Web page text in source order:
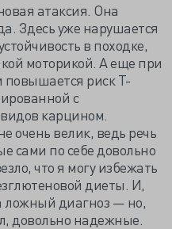
атаксия. Она
Здесь уже нарушается
в походке,
моторикой. А еще при
риск Т-
с
карцином.
очень велик, ведь речь
сами по себе довольно
что я могу избежать
диеты. И,
ложный диагноз — но,
довольно надежные.